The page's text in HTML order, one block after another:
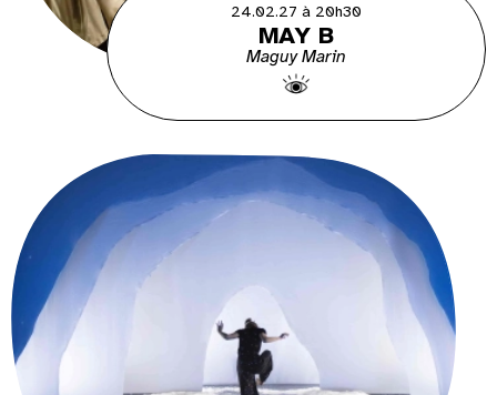
24.02.27 à 20h30
MAY B
Maguy Marin